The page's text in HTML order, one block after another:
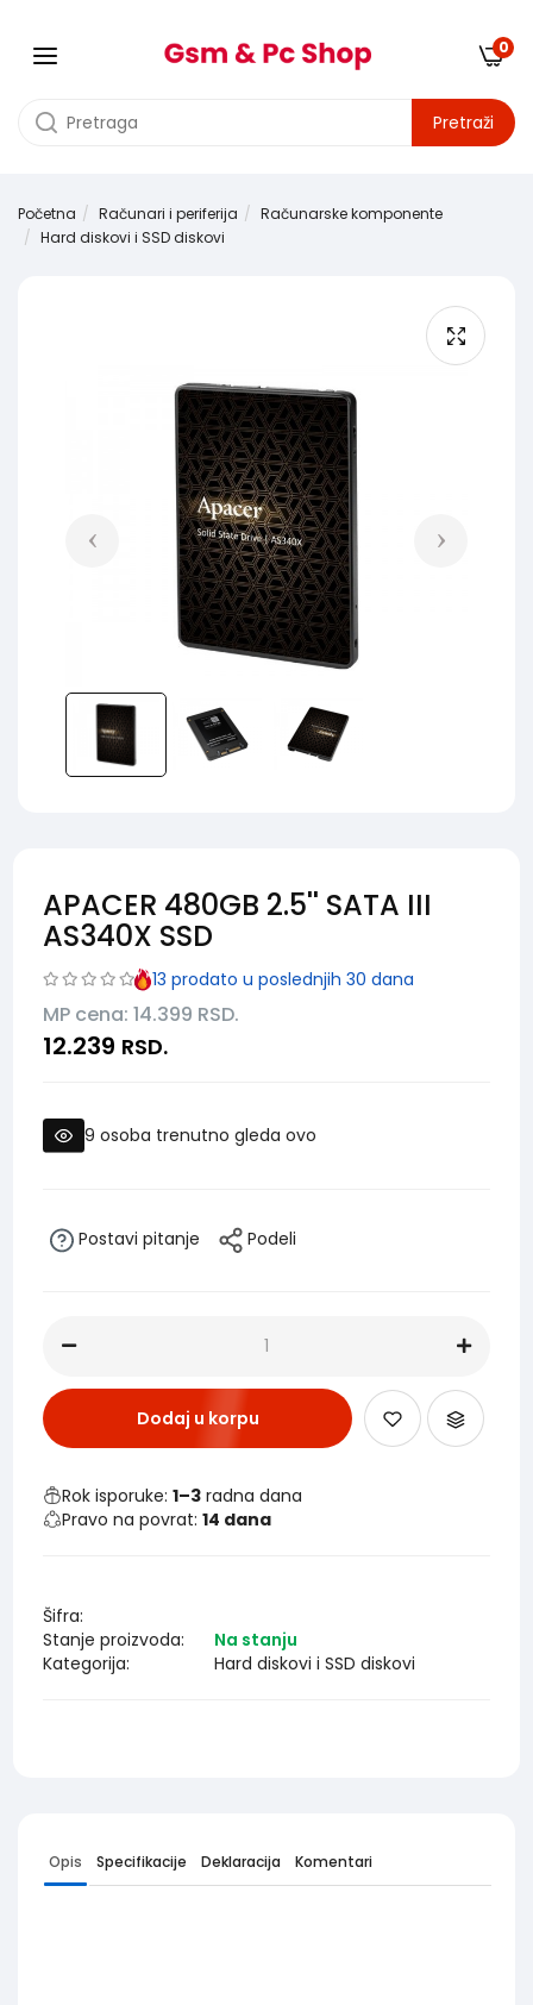
Pretraži
0
Početna Računari i periferija
Računarske komponente
Hard diskovi i SSD diskovi
APACER 480GB 2.5'' SATA III
AS340X SSD
13 prodato u poslednjih 30 dana
MP cena: 14.399 RSD.
12.239 RSD.
9 osoba trenutno gleda ovo
Postavi pitanje Podeli
Dodaj u korpu
Rok isporuke:1–3 radna dana
Pravo na povrat:14 dana
Šifra:
Stanje proizvoda:
Na stanju
Kategorija:
Hard diskovi i SSD diskovi
Opis Specifikacije Deklaracija Komentari